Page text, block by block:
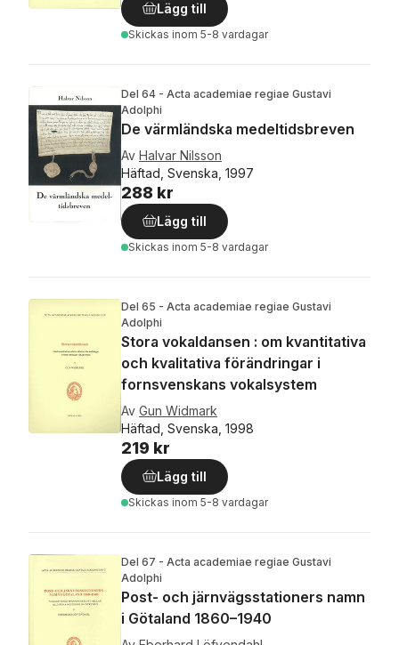
Lägg till
Skickas inom 5-8 vardagar
Del 64 - Acta academiae regiae Gustavi
Adolphi
De värmländska medeltidsbreven
Av Halvar Nilsson
Häftad, Svenska, 1997
288 kr
Lägg till
Skickas inom 5-8 vardagar
Del 65 - Acta academiae regiae Gustavi
Adolphi
Stora vokaldansen : om kvantitativa
och kvalitativa förändringar i
fornsvenskans vokalsystem
Av Gun Widmark
Häftad, Svenska, 1998
219 kr
Lägg till
Skickas inom 5-8 vardagar
Del 67 - Acta academiae regiae Gustavi
Adolphi
Post- och järnvägsstationers namn
i Götaland 1860–1940